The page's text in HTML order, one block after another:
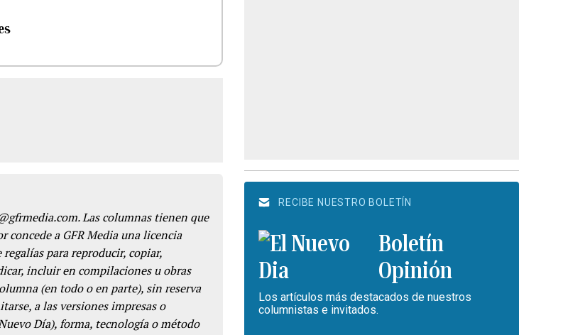
Las columnas tienen que
concede a GFR Media una licencia
para reproducir, copiar,
incluir en compilaciones u obras
(en todo o en parte), sin reserva
a las versiones impresas o
Día), forma, tecnología o método
RECIBE NUESTRO BOLETÍN
Boletín
Opinión
Los artículos más destacados de nuestros
columnistas e invitados.